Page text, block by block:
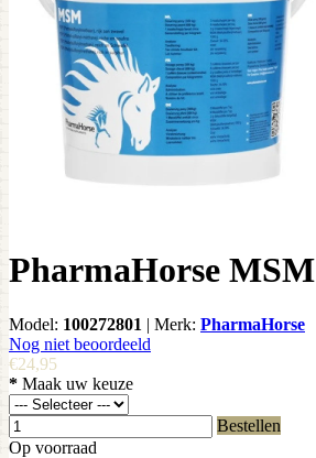
PharmaHorse MSM
Model: 100272801 | Merk: PharmaHorse
Nog niet beoordeeld
€24,95
* Maak uw keuze
Bestellen
Op voorraad